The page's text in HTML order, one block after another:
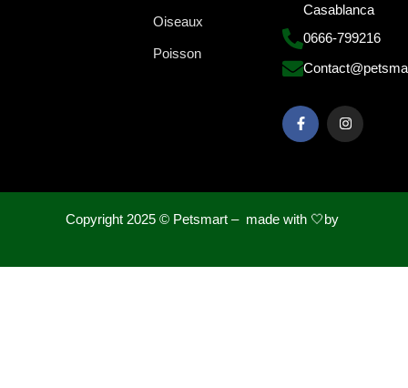
Oiseaux
Poisson
Casablanca
0666-799216
Copyright 2025 © Petsmart – made with 🤍by